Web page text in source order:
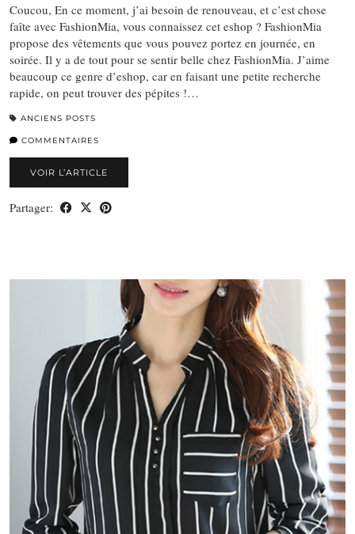
Coucou, En ce moment, j’ai besoin de renouveau, et c’est chose
faîte avec FashionMia, vous connaissez cet eshop ? FashionMia
propose des vêtements que vous pouvez portez en journée, en
soirée. Il y a de tout pour se sentir belle chez FashionMia. J’aime
beaucoup ce genre d’eshop, car en faisant une petite recherche
rapide, on peut trouver des pépites !…
ANCIENS POSTS
COMMENTAIRES
VOIR L’ARTICLE
Partager: